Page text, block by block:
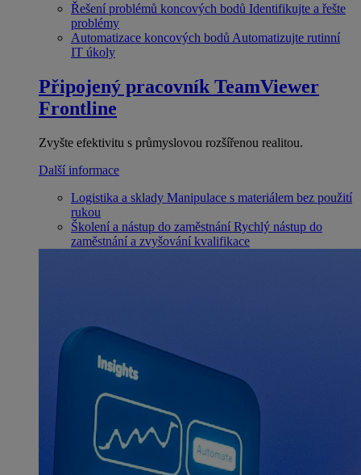
Řešení problémů koncových bodů Identifikujte a řešte
problémy
Automatizace koncových bodů Automatizujte rutinní
IT úkoly
Připojený pracovník TeamViewer
Frontline
Zvyšte efektivitu s průmyslovou rozšířenou realitou.
Další informace
Logistika a sklady Manipulace s materiálem bez použití
rukou
Školení a nástup do zaměstnání Rychlý nástup do
zaměstnání a zvyšování kvalifikace